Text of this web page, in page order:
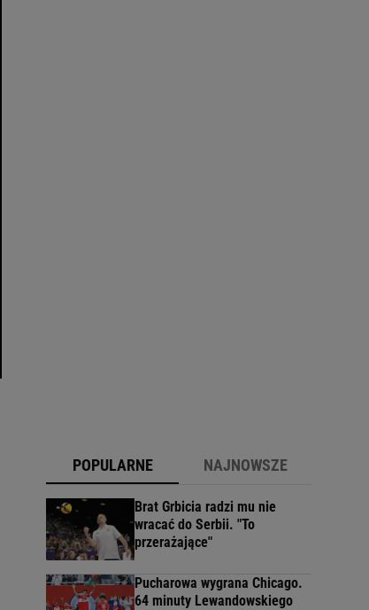
POPULARNE NAJNOWSZE
Brat Grbicia radzi mu nie
wracać do Serbii. "To
przerażające"
Pucharowa wygrana Chicago.
64 minuty Lewandowskiego